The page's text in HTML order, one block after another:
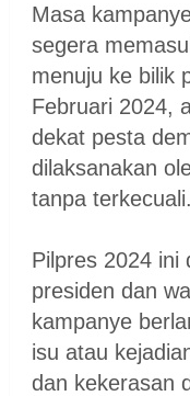
Masa
segera
menuju ke bilik
Februari 2024,
dekat pesta
dilaksanakan
tanpa terkecuali.
Pilpres 2024 ini
presiden dan
kampanye
isu atau
dan kekerasan